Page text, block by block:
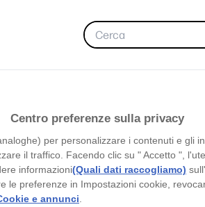
Centro preferenze sulla privacy
per personalizzare i contenuti e gli
il traffico. Facendo clic su " Accetto ",
informazioni(Quali dati raccogliamo)
le preferenze in Impostazioni cookie,
e annunci